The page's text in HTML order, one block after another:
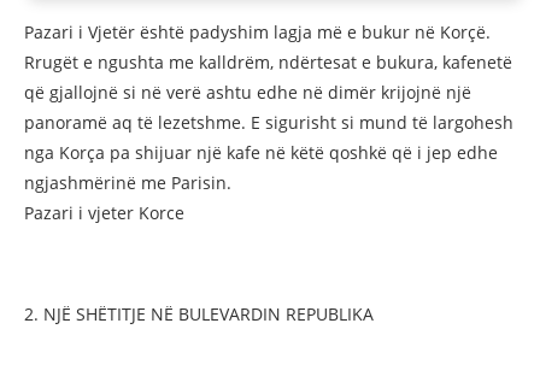
Pazari i Vjetër është padyshim lagja më e bukur në Korçë.
Rrugët e ngushta me kalldrëm, ndërtesat e bukura, kafenetë
që gjallojnë si në verë ashtu edhe në dimër krijojnë një
panoramë aq të lezetshme. E sigurisht si mund të largohesh
nga Korça pa shijuar një kafe në këtë qoshkë që i jep edhe
ngjashmërinë me Parisin.
Pazari i vjeter Korce
2. NJË SHËTITJE NË BULEVARDIN REPUBLIKA